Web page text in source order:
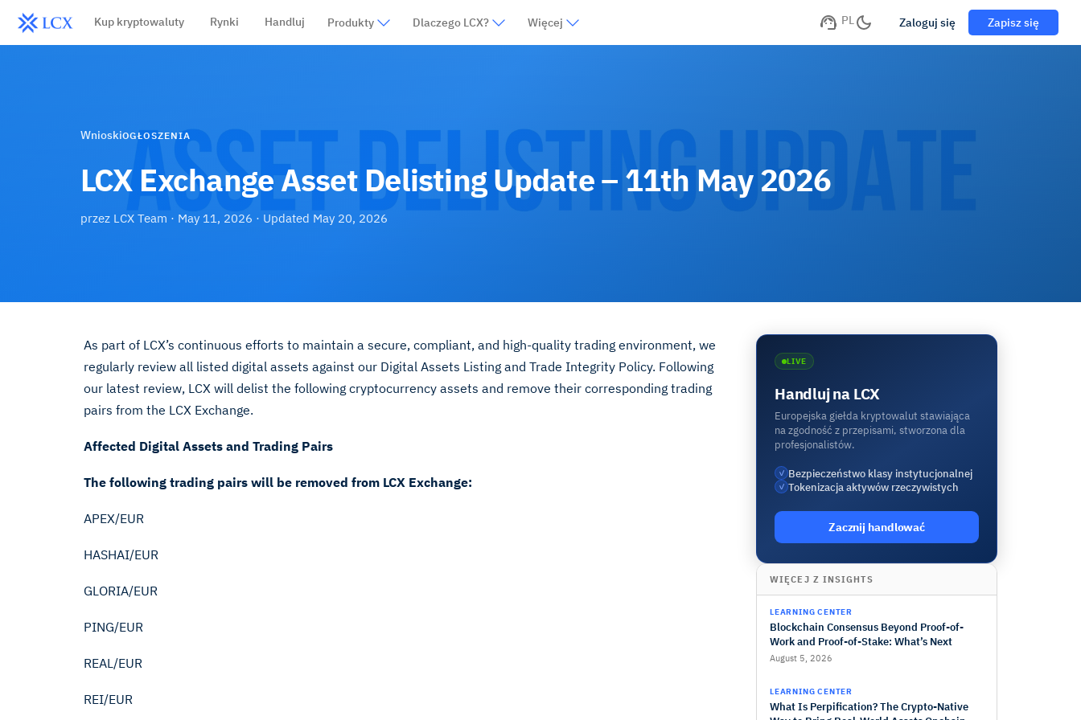
Kup kryptowaluty Rynki Handluj Produkty Dlaczego LCX? Więcej PL Zaloguj się Zapisz się
WnioskiOGŁOSZENIA
LCX Exchange Asset Delisting Update – 11th May 2026
przez LCX Team · May 11, 2026 · Updated May 20, 2026
As part of LCX’s continuous efforts to maintain a secure, compliant, and high-quality trading environment, we
regularly review all listed digital assets against our Digital Assets Listing and Trade Integrity Policy. Following
our latest review, LCX will delist the following cryptocurrency assets and remove their corresponding trading
pairs from the LCX Exchange.
Affected Digital Assets and Trading Pairs
The following trading pairs will be removed from LCX Exchange:
APEX/EUR
HASHAI/EUR
GLORIA/EUR
PING/EUR
REAL/EUR
REI/EUR
LIVE
Handluj na LCX
Europejska giełda kryptowalut stawiająca
na zgodność z przepisami, stworzona dla
profesjonalistów.
✓ Bezpieczeństwo klasy instytucjonalnej
✓ Tokenizacja aktywów rzeczywistych
Zacznij handlować
WIĘCEJ Z INSIGHTS
LEARNING CENTER
Blockchain Consensus Beyond Proof-of-
Work and Proof-of-Stake: What’s Next
August 5, 2026
LEARNING CENTER
What Is Perpification? The Crypto-Native